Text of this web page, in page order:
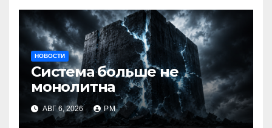
НОВОСТИ
Система больше не
монолитна
АВГ 6, 2026 РМ